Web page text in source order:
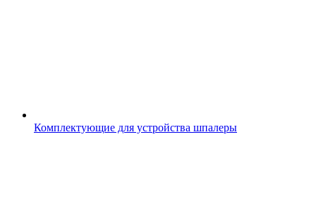
Комплектующие для устройства шпалеры